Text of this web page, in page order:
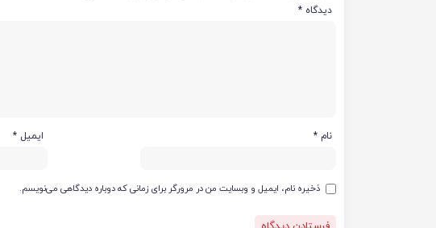
دیدگاه *
نام * ایمیل *
ذخیره نام، ایمیل و وبسایت من در مرورگر برای زمانی که دوباره دیدگاهی می‌نویسم.